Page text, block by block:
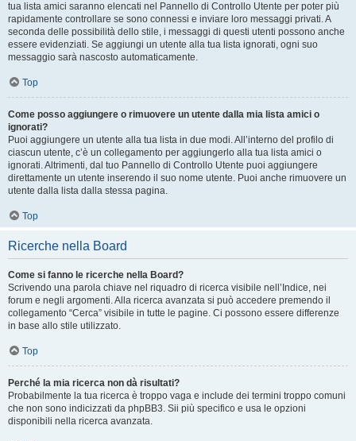
tua lista amici saranno elencati nel Pannello di Controllo Utente per poter più
rapidamente controllare se sono connessi e inviare loro messaggi privati. A
seconda delle possibilità dello stile, i messaggi di questi utenti possono anche
essere evidenziati. Se aggiungi un utente alla tua lista ignorati, ogni suo
messaggio sarà nascosto automaticamente.
Top
Come posso aggiungere o rimuovere un utente dalla mia lista amici o
ignorati?
Puoi aggiungere un utente alla tua lista in due modi. All’interno del profilo di
ciascun utente, c’è un collegamento per aggiungerlo alla tua lista amici o
ignorati. Altrimenti, dal tuo Pannello di Controllo Utente puoi aggiungere
direttamente un utente inserendo il suo nome utente. Puoi anche rimuovere un
utente dalla lista dalla stessa pagina.
Top
Ricerche nella Board
Come si fanno le ricerche nella Board?
Scrivendo una parola chiave nel riquadro di ricerca visibile nell’Indice, nei
forum e negli argomenti. Alla ricerca avanzata si può accedere premendo il
collegamento “Cerca” visibile in tutte le pagine. Ci possono essere differenze
in base allo stile utilizzato.
Top
Perché la mia ricerca non dà risultati?
Probabilmente la tua ricerca è troppo vaga e include dei termini troppo comuni
che non sono indicizzati da phpBB3. Sii più specifico e usa le opzioni
disponibili nella ricerca avanzata.